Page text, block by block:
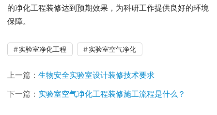
的净化工程装修达到预期效果，为科研工作提供良好的环境
保障。
实验室净化工程 实验室空气净化
上一篇： 生物安全实验室设计装修技术要求
下一篇： 实验室空气净化工程装修施工流程是什么？